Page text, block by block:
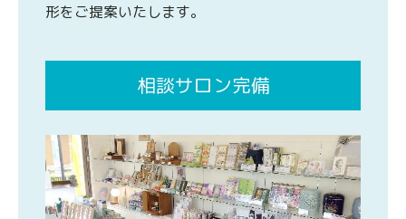
形をご提案いたします。
相談サロン完備